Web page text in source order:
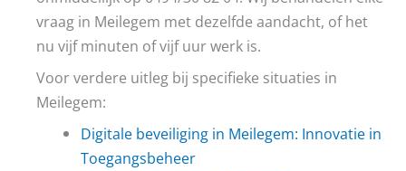
vraag in Meilegem met dezelfde aandacht, of het
nu vijf minuten of vijf uur werk is.
Voor verdere uitleg bij specifieke situaties in
Meilegem:
Digitale beveiliging in Meilegem: Innovatie in
Toegangsbeheer